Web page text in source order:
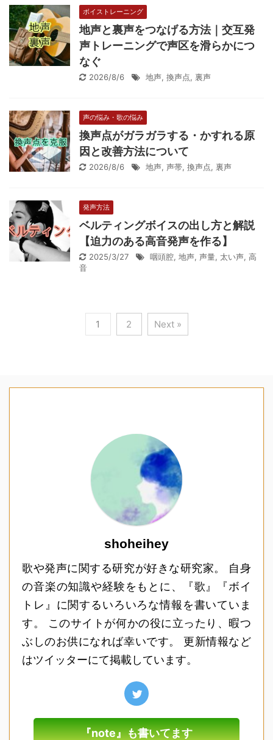
ボイストレーニング
地声と裏声をつなげる方法｜交互発
声トレーニングで声区を滑らかにつ
なぐ
2026/8/6 地声, 換声点, 裏声
声の悩み・歌の悩み
換声点がガラガラする・かすれる原
因と改善方法について
2026/8/6 地声, 声帯, 換声点, 裏声
発声方法
ベルティングボイスの出し方と解説
【迫力のある高音発声を作る】
2025/3/27 咽頭腔, 地声, 声量, 太い声, 高
音
1 2 Next »
shoheihey
歌や発声に関する研究が好きな研究家。 自身
の音楽の知識や経験をもとに、『歌』『ボイ
トレ』に関するいろいろな情報を書いていま
す。 このサイトが何かの役に立ったり、暇つ
ぶしのお供になれば幸いです。 更新情報など
はツイッターにて掲載しています。
『note』も書いてます